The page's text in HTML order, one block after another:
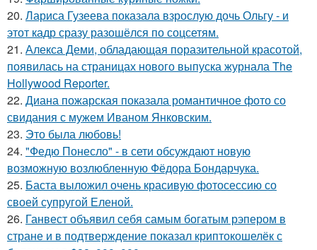
20. Лариса Гузеева показала взрослую дочь Ольгу - и
этот кадр сразу разошёлся по соцсетям.
21. Алекса Деми, обладающая поразительной красотой,
появилась на страницах нового выпуска журнала The
Hollywood Reporter.
22. Диана пожарская показала романтичное фото со
свидания с мужем Иваном Янковским.
23. Это была любовь!
24. "Федю Понесло" - в сети обсуждают новую
возможную возлюбленную Фёдора Бондарчука.
25. Баста выложил очень красивую фотосессию со
своей супругой Еленой.
26. Ганвест объявил себя самым богатым рэпером в
стране и в подтверждение показал криптокошелёк с